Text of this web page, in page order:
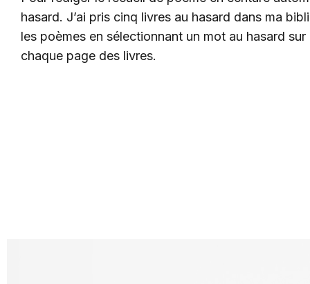
hasard. J’ai pris cinq livres au hasard dans ma
les poèmes en sélectionnant un mot au hasard
chaque page des livres.